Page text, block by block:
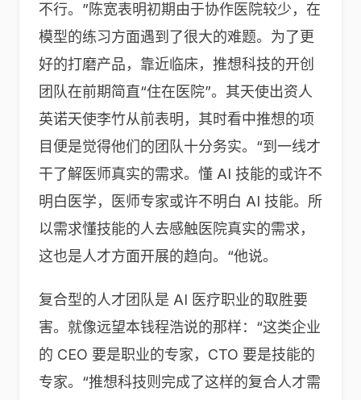
不行。”陈宽表明初期由于协作医院较少，在
模型的练习方面遇到了很大的难题。为了更
好的打磨产品，靠近临床，推想科技的开创
团队在前期简直“住在医院”。其天使出资人
英诺天使李竹从前表明，其时看中推想的项
目便是觉得他们的团队十分务实。“到一线才
干了解医师真实的需求。懂 AI 技能的或许不
明白医学，医师专家或许不明白 AI 技能。所
以需求懂技能的人去感触医院真实的需求，
这也是人才方面开展的趋向。“他说。
复合型的人才团队是 AI 医疗职业的取胜要
害。就像远望本钱程浩说的那样：“这类企业
的 CEO 要是职业的专家，CTO 要是技能的
专家。“推想科技则完成了这样的复合人才需